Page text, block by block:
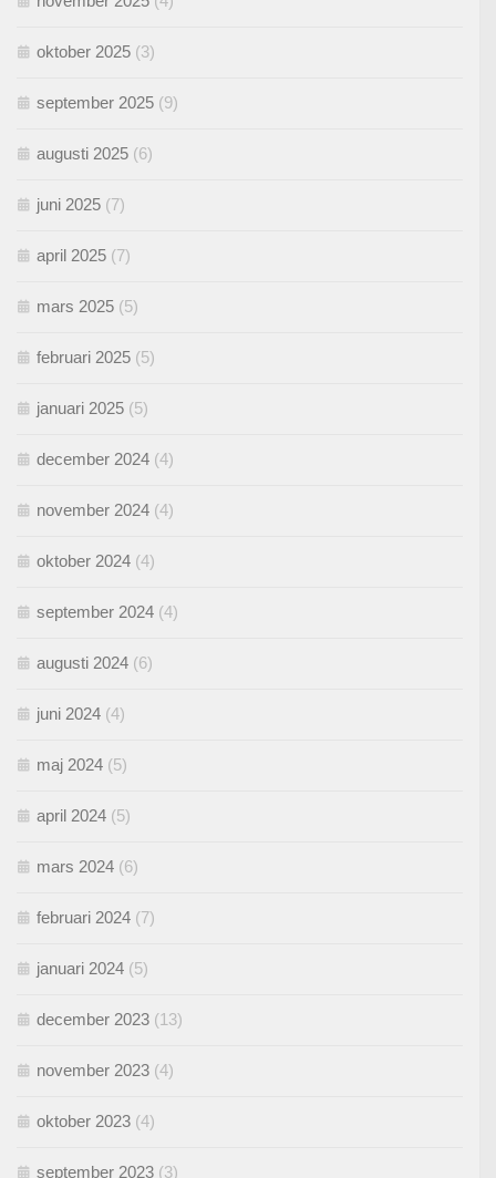
oktober 2025 (3)
september 2025 (9)
augusti 2025 (6)
juni 2025 (7)
april 2025 (7)
mars 2025 (5)
februari 2025 (5)
januari 2025 (5)
december 2024 (4)
november 2024 (4)
oktober 2024 (4)
september 2024 (4)
augusti 2024 (6)
juni 2024 (4)
maj 2024 (5)
april 2024 (5)
mars 2024 (6)
februari 2024 (7)
januari 2024 (5)
december 2023 (13)
november 2023 (4)
oktober 2023 (4)
september 2023 (3)